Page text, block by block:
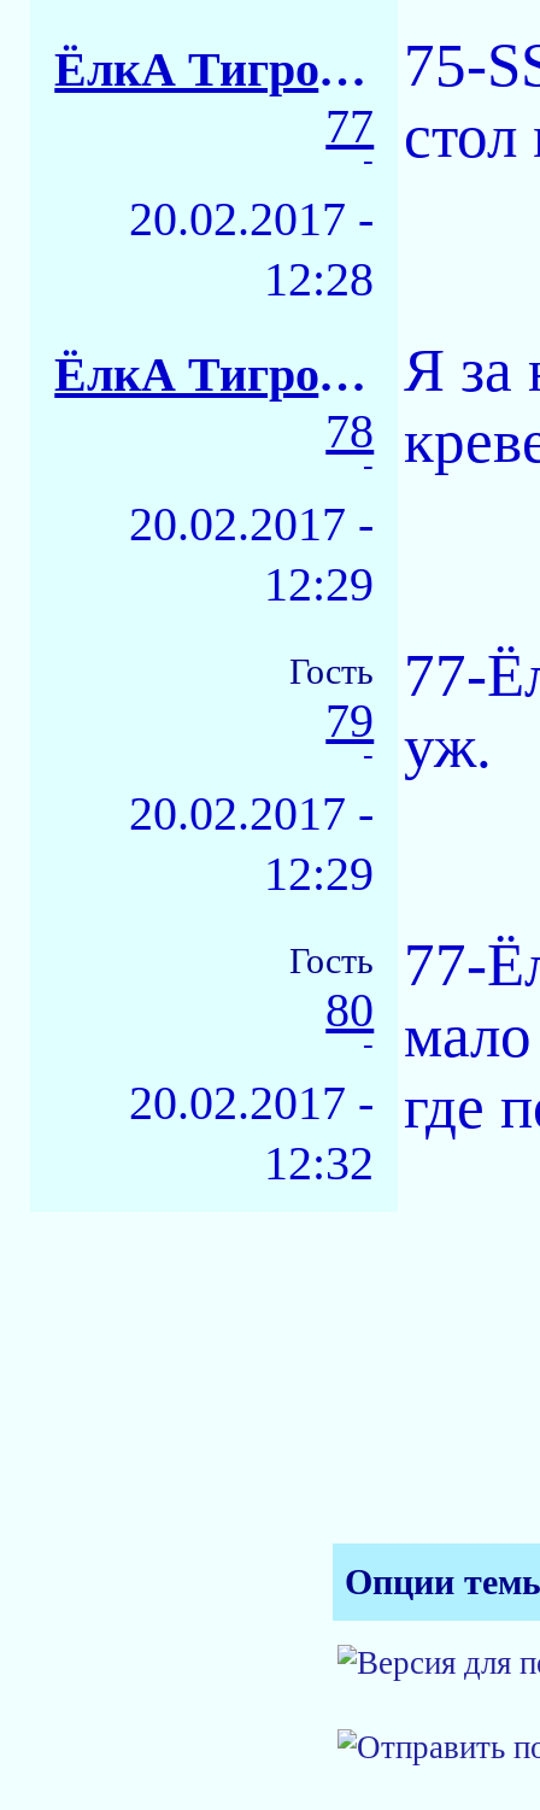
ЁлкА ТигровАЯ
77
-
20.02.2017 -
12:28
75-
ЁлкА ТигровАЯ
78
-
20.02.2017 -
12:29
Я за
Гость
79
-
20.02.2017 -
12:29
77-
уж.
Гость
80
-
20.02.2017 -
12:32
77-
мало
где
Опции